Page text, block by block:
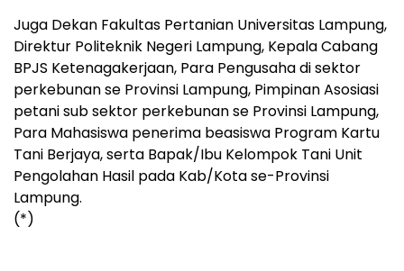
Juga Dekan Fakultas Pertanian Universitas Lampung,
Direktur Politeknik Negeri Lampung, Kepala Cabang
BPJS Ketenagakerjaan, Para Pengusaha di sektor
perkebunan se Provinsi Lampung, Pimpinan Asosiasi
petani sub sektor perkebunan se Provinsi Lampung,
Para Mahasiswa penerima beasiswa Program Kartu
Tani Berjaya, serta Bapak/Ibu Kelompok Tani Unit
Pengolahan Hasil pada Kab/Kota se-Provinsi
Lampung.
(*)